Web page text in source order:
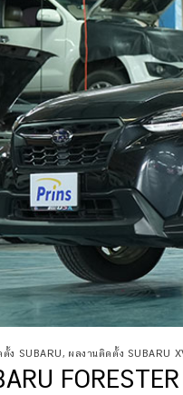
ง SUBARU , ผลงานติดตั้ง SUBARU